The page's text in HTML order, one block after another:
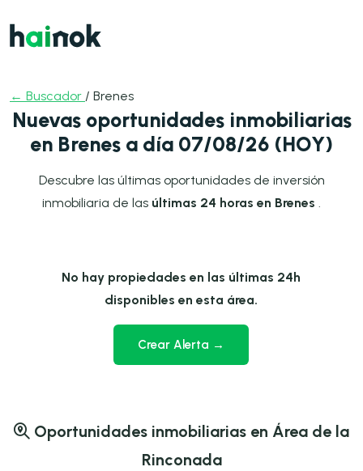
← Buscador / Brenes
Nuevas oportunidades inmobiliarias
en Brenes a día 07/08/26 (HOY)
Descubre las últimas oportunidades de inversión
inmobiliaria de las últimas 24 horas en Brenes
No hay propiedades en las últimas 24h
disponibles en esta área.
Crear Alerta →
Oportunidades inmobiliarias en Área de la
Rinconada